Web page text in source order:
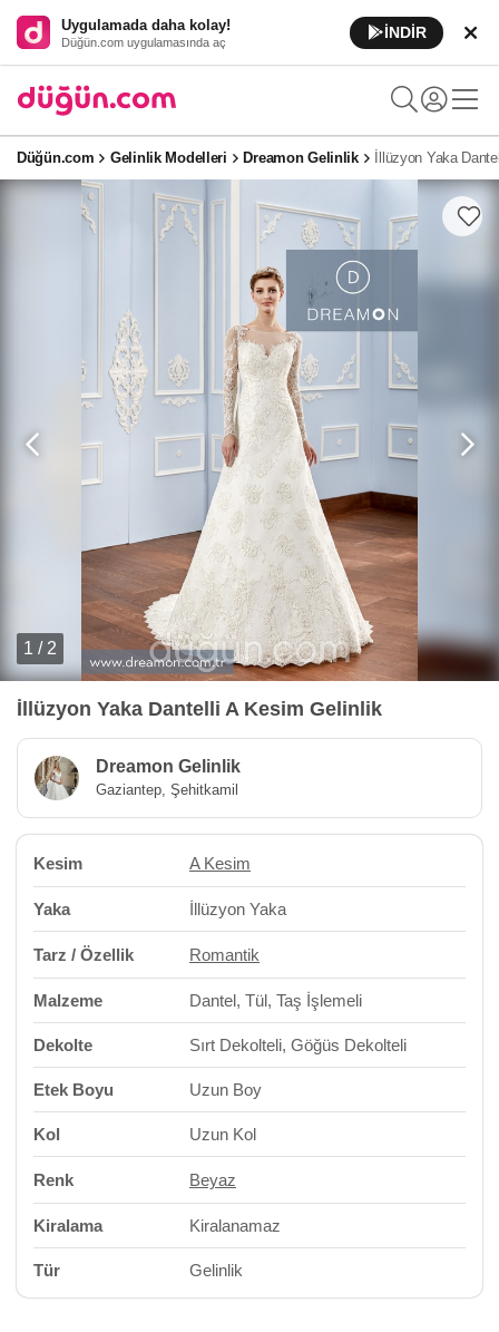
Uygulamada daha kolay!
Düğün.com uygulamasında aç
İNDİR
Düğün.com Gelinlik Modelleri Dreamon Gelinlik İllüzyon Yaka
1 / 2
İllüzyon Yaka Dantelli A Kesim Gelinlik
Dreamon Gelinlik
Gaziantep, Şehitkamil
Kesim A Kesim
Yaka İllüzyon Yaka
Tarz / Özellik Romantik
Malzeme Dantel, Tül, Taş İşlemeli
Dekolte Sırt Dekolteli, Göğüs Dekolteli
Etek Boyu Uzun Boy
Kol Uzun Kol
Renk Beyaz
Kiralama Kiralanamaz
Tür Gelinlik